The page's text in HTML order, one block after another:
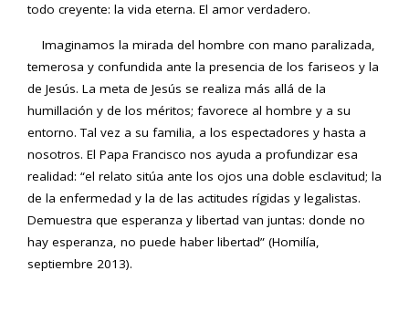
todo creyente: la vida eterna. El amor verdadero.
Imaginamos la mirada del hombre con mano paralizada,
temerosa y confundida ante la presencia de los fariseos y la
de Jesús. La meta de Jesús se realiza más allá de la
humillación y de los méritos; favorece al hombre y a su
entorno. Tal vez a su familia, a los espectadores y hasta a
nosotros. El Papa Francisco nos ayuda a profundizar esa
realidad: “el relato sitúa ante los ojos una doble esclavitud; la
de la enfermedad y la de las actitudes rígidas y legalistas.
Demuestra que esperanza y libertad van juntas: donde no
hay esperanza, no puede haber libertad” (Homilía,
septiembre 2013).